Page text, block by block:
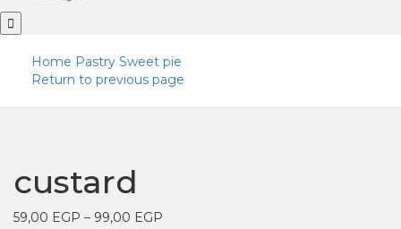
Home Pastry Sweet pie
Return to previous page
custard
59,00 EGP – 99,00 EGP